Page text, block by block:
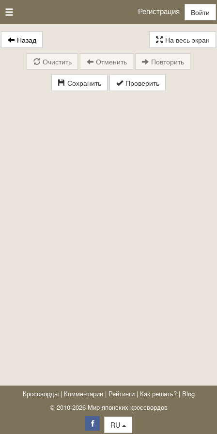
Регистрация Войти
Назад На весь экран
Сохранить Проверить
Очистить Отменить Повторить
Кроссворды | Комментарии | Рейтинги | Как решать? | Blog
© 2010-2026 Мир японских кроссвордов
RU